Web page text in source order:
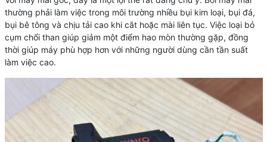
thường phải làm việc trong môi trường nhiều bụi kim loại, bụi đá,
bụi bê tông và chịu tải cao khi cắt hoặc mài liên tục. Việc loại bỏ
cụm chổi than giúp giảm một điểm hao mòn thường gặp, đồng
thời giúp máy phù hợp hơn với những người dùng cần tần suất
làm việc cao.